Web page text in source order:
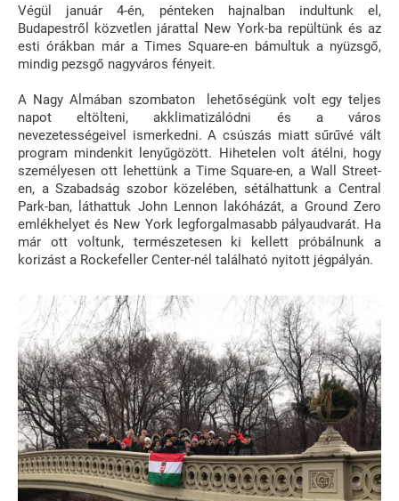
Végül január 4-én, pénteken hajnalban indultunk el,
Budapestről közvetlen járattal New York-ba repültünk és az
esti órákban már a Times Square-en bámultuk a nyüzsgő,
mindig pezsgő nagyváros fényeit.
A Nagy Almában szombaton lehetőségünk volt egy teljes
napot eltölteni, akklimatizálódni és a város
nevezetességeivel ismerkedni. A csúszás miatt sűrűvé vált
program mindenkit lenyűgözött. Hihetelen volt átélni, hogy
személyesen ott lehettünk a Time Square-en, a Wall Street-
en, a Szabadság szobor közelében, sétálhattunk a Central
Park-ban, láthattuk John Lennon lakóházát, a Ground Zero
emlékhelyet és New York legforgalmasabb pályaudvarát. Ha
már ott voltunk, természetesen ki kellett próbálnunk a
korizást a Rockefeller Center-nél található nyitott jégpályán.